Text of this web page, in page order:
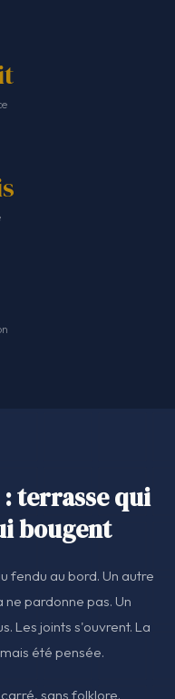
terrasse qui
bougent
fendu au bord. Un autre
ne pardonne pas. Un
Les joints s'ouvrent. La
été pensée.
sans folklore.